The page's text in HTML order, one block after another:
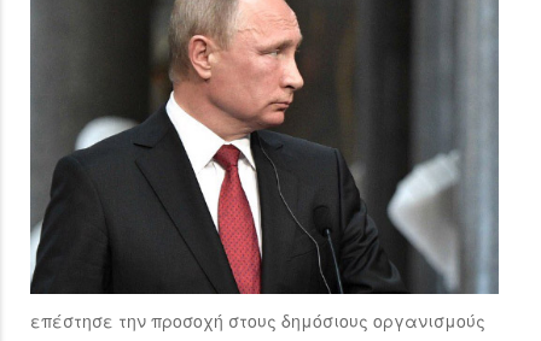
επέστησε την προσοχή στους δημόσιους οργανισμούς